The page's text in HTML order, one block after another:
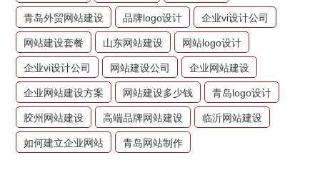
青岛外贸网站建设 品牌logo设计 企业vi设计公司
网站建设套餐 山东网站建设 网站logo设计
企业vi设计公司 网站建设公司 企业网站建设
企业网站建设方案 网站建设多少钱 青岛logo设计
胶州网站建设 高端品牌网站建设 临沂网站建设
如何建立企业网站 青岛网站制作